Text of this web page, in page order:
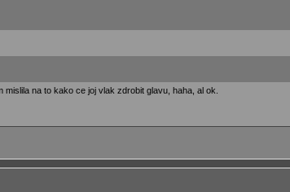
na to kako ce joj vlak zdrobit glavu, haha, al ok.